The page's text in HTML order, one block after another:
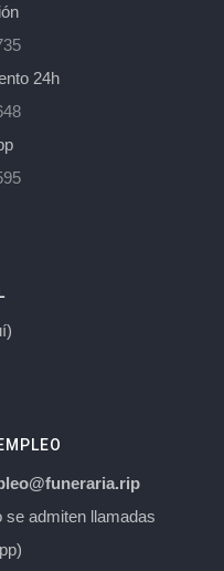
24h
se admiten llamadas